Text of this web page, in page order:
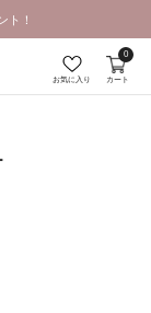
ト！
お気に入り カート
0